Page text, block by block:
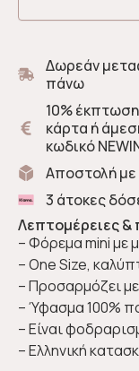
Δωρεάν
πάνω
10%
κάρτα ή
κωδικό
Αποστολή με
3 άτοκες
Λεπτομέρειες &
– Φόρεμα mini με
– One Size,
– Προσαρμόζει
– Ύφασμα 100%
– Είναι
– Ελληνική